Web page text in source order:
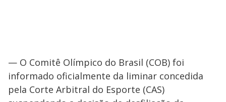
— O Comitê Olímpico do Brasil (COB) foi
informado oficialmente da liminar concedida
pela Corte Arbitral do Esporte (CAS)